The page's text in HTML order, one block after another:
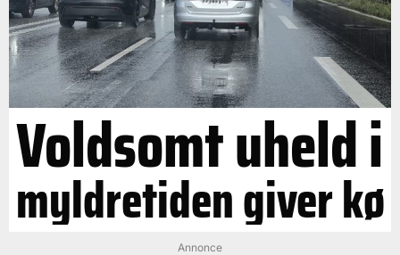
Voldsomt uheld i
myldretiden giver kø
Annonce